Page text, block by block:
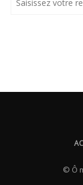
© Ô